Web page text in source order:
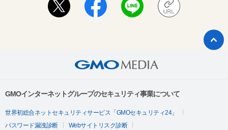
GMOインターネットグループのセキュリティ事業について
世界初総合ネットセキュリティサービス「GMOセキュリティ24」
パスワード漏洩診断
Webサイトリスク診断